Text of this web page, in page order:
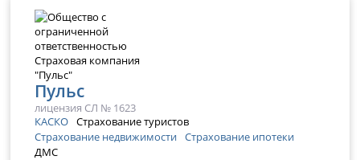
Пульс
лицензия СЛ № 1623
КАСКО Страхование туристов
Страхование недвижимости Страхование ипотеки
ДМС